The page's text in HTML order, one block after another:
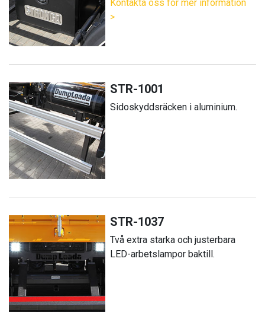
Kontakta oss för mer information
>
STR-1001
Sidoskyddsräcken i aluminium.
STR-1037
Två extra starka och justerbara
LED-arbetslampor baktill.